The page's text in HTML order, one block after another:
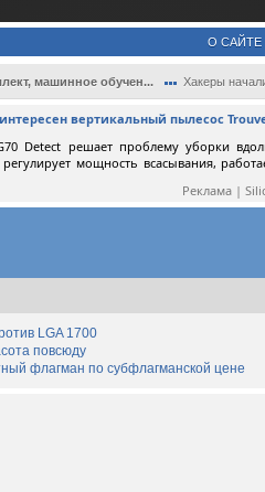
О САЙТЕ
машинное обучен... Хакеры начали
вертикальный пылесос
Detect решает проблему уборки
мощность всасывания,
Реклама |
LGA 1700
повсюду
флагман по субфлагманской цене